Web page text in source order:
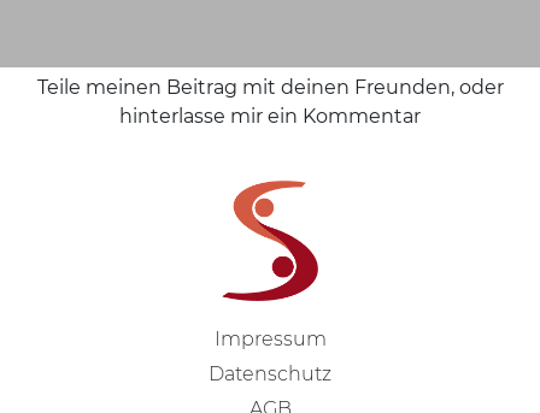
Teile meinen Beitrag mit deinen Freunden, oder
hinterlasse mir ein Kommentar
Impressum
Datenschutz